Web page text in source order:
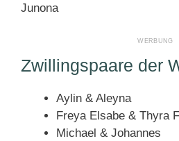
Junona
Zwillingspaare der
Aylin & Aleyna
Freya Elsabe & Thyra
Michael & Johannes